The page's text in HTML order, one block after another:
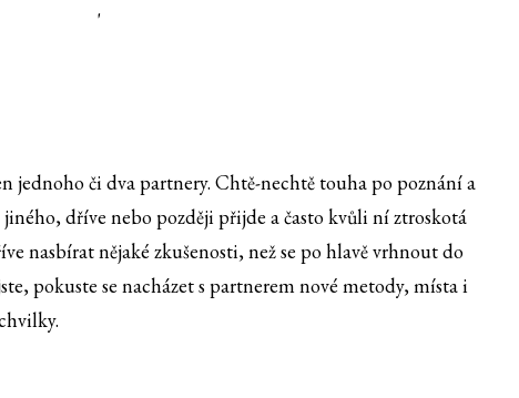
'
jednoho či dva partnery. Chtě-nechtě touha po poznání a
dříve nebo později přijde a často kvůli ní ztroskotá
nasbírat nějaké zkušenosti, než se po hlavě vrhnout do
pokuste se nacházet s partnerem nové metody, místa i